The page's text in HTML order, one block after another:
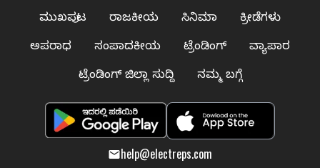
ಮುಖಪುಟ ರಾಜಕೀಯ ಸಿನಿಮಾ
ಕ್ರೀಡೆಗಳು
ಅಪರಾಧ
ಸಂಪಾದಕೀಯ ಟ್ರೆಂಡಿಂಗ್
ವ್ಯಾಪಾರ
ಟ್ರೆಂಡಿಂಗ್ ಜಿಲ್ಲಾ ಸುದ್ದಿ
ನಮ್ಮ ಬಗ್ಗೆ
help@electreps.com